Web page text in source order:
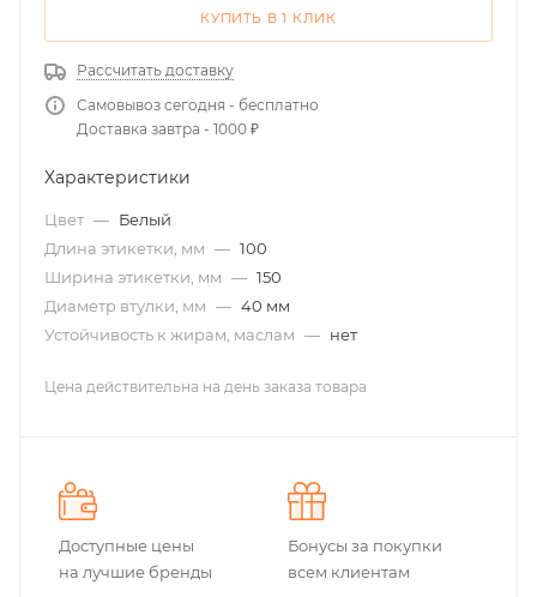
КУПИТЬ В 1 КЛИК
Рассчитать доставку
Самовывоз сегодня - бесплатно
Доставка завтра - 1000 ₽
Характеристики
Цвет — Белый
Длина этикетки, мм — 100
Ширина этикетки, мм — 150
Диаметр втулки, мм — 40 мм
Устойчивость к жирам, маслам — нет
Цена действительна на день заказа товара
Доступные цены
на лучшие бренды
Бонусы за покупки
всем клиентам